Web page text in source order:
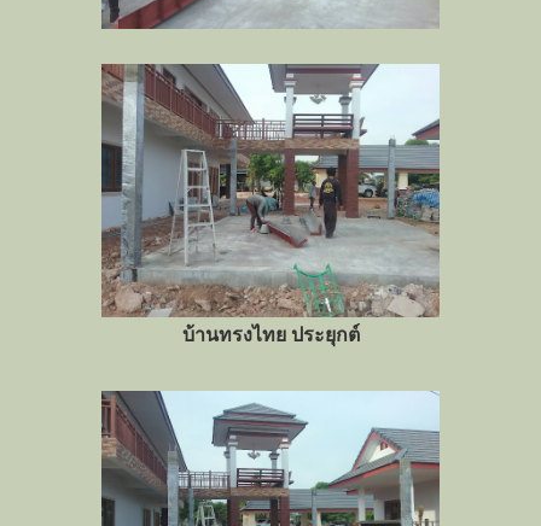
บ้านทรงไทย ประยุกต์